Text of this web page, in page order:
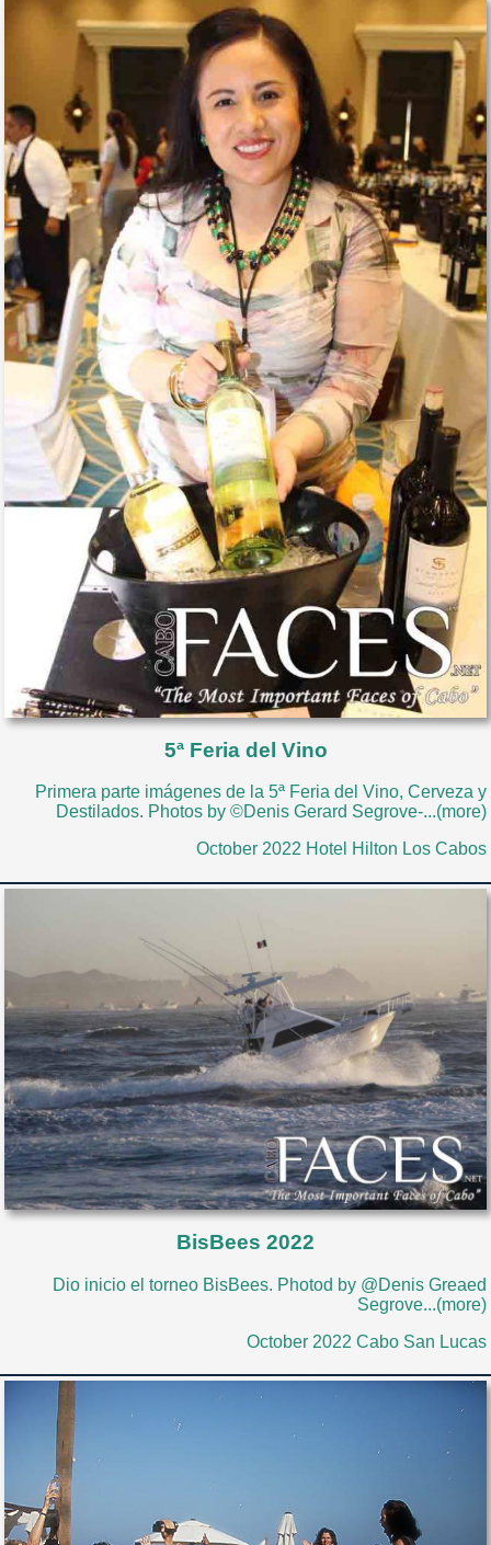
5ª Feria del Vino
Primera parte imágenes de la 5ª Feria del Vino, Cerveza y
Destilados. Photos by ©Denis Gerard Segrove-...(more)
October 2022 Hotel Hilton Los Cabos
BisBees 2022
Dio inicio el torneo BisBees. Photod by @Denis Greaed
Segrove...(more)
October 2022 Cabo San Lucas